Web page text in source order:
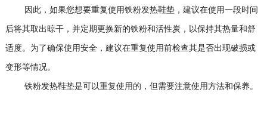
因此，如果您想要重复使用铁粉发热鞋垫，建议在使用一段时间
后将其取出晾干，并定期更换新的铁粉和活性炭，以保持其热量和舒
适度。为了确保使用安全，建议在重复使用前检查其是否出现破损或
变形等情况。
铁粉发热鞋垫是可以重复使用的，但需要注意使用方法和保养。